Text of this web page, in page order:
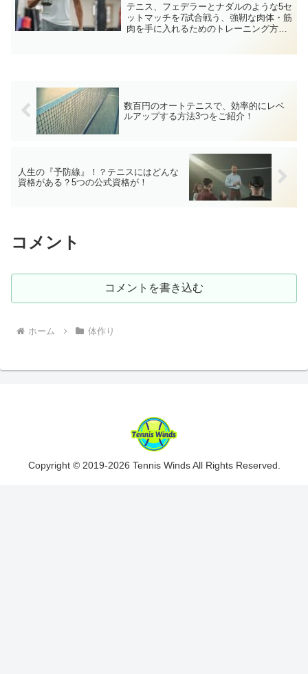
テニス、フェデラーとナダルのような5セ
ットマッチを7試合戦う、強靭な肉体・筋
肉を手に入れるためのトレーニング方法
数百円のオートテニスで、効率的にレベ
ルアップする方法3つをご紹介！
人生の『予防線』！？テニスにはどんな
資格がある？5つの公式資格が！
コメント
コメントを書き込む
ホーム 体作り
Copyright © 2019-2026 Tennis Winds All Rights Reserved.